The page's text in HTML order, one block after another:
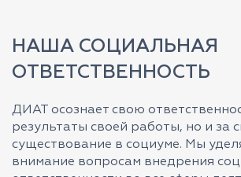
НАША СОЦИАЛЬНАЯ
ОТВЕТСТВЕННОСТЬ
ДИАТ осознает свою
результаты своей работы, но и за
существование в социуме. Мы
внимание вопросам внедрения